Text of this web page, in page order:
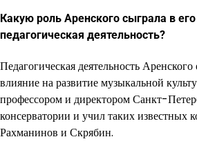
Какую роль Аренского сыграла в
педагогическая деятельность?
Педагогическая деятельность
влияние на развитие музыкальной
профессором и директором Санкт-
консерватории и учил таких известных
Рахманинов и Скрябин.